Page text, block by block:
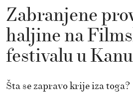
Zabranjene
haljine na
festivalu u Kanu
Šta se zapravo krije iza toga?